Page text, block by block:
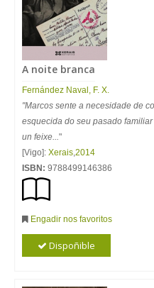
A noite branca
Fernández Naval, F. X.
"Marcos sente a necesidade de
esquecida do seu pasado
un feixe..."
[Vigo]: Xerais,2014
ISBN: 9788499146386
Engadir nos favoritos
Dispoñible